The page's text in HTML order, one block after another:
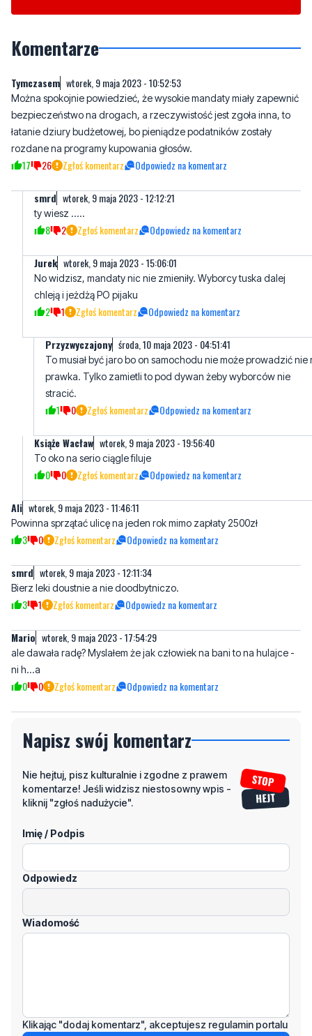
Komentarze
Tymczasem wtorek, 9 maja 2023 - 10:52:53
Można spokojnie powiedzieć, że wysokie mandaty miały zapewnić
bezpieczeństwo na drogach, a rzeczywistość jest zgoła inna, to
łatanie dziury budżetowej, bo pieniądze podatników zostały
rozdane na programy kupowania głosów.
17 26 Zgłoś komentarz Odpowiedz na komentarz
smrd wtorek, 9 maja 2023 - 12:12:21
ty wiesz .....
8 2 Zgłoś komentarz Odpowiedz na komentarz
Jurek wtorek, 9 maja 2023 - 15:06:01
No widzisz, mandaty nic nie zmieniły. Wyborcy tuska dalej
chleją i jeżdżą PO pijaku
2 1 Zgłoś komentarz Odpowiedz na komentarz
Przyzwyczajony środa, 10 maja 2023 - 04:51:41
To musiał być jaro bo on samochodu nie może prowadzić nie
prawka. Tylko zamietli to pod dywan żeby wyborców nie
stracić.
1 0 Zgłoś komentarz Odpowiedz na komentarz
Książe Wacław wtorek, 9 maja 2023 - 19:56:40
To oko na serio ciągle filuje
0 0 Zgłoś komentarz Odpowiedz na komentarz
Ali wtorek, 9 maja 2023 - 11:46:11
Powinna sprzątać ulicę na jeden rok mimo zapłaty 2500zł
3 0 Zgłoś komentarz Odpowiedz na komentarz
smrd wtorek, 9 maja 2023 - 12:11:34
Bierz leki doustnie a nie doodbytniczo.
3 1 Zgłoś komentarz Odpowiedz na komentarz
Mario wtorek, 9 maja 2023 - 17:54:29
ale dawała radę? Myslałem że jak człowiek na bani to na hulajce -
ni h...a
0 0 Zgłoś komentarz Odpowiedz na komentarz
Napisz swój komentarz
Nie hejtuj, pisz kulturalnie i zgodne z prawem
komentarze! Jeśli widzisz niestosowny wpis -
kliknij "zgłoś nadużycie".
Imię / Podpis
Odpowiedz
Wiadomość
Klikając "dodaj komentarz", akceptujesz regulamin portalu